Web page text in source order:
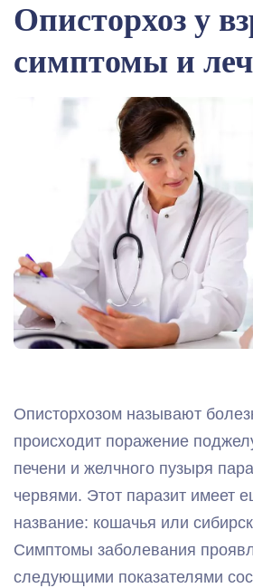
Описторхоз у
симптомы и
Описторхозом называют
происходит поражение
печени и желчного пузыря
червями. Этот паразит имеет
название: кошачья или
Симптомы заболевания
следующими показателями